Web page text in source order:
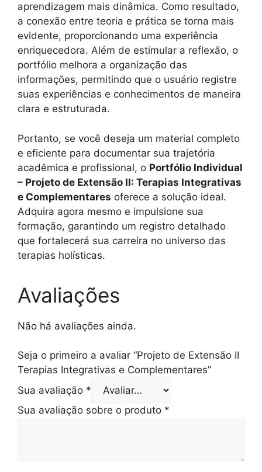
aprendizagem mais dinâmica. Como resultado,
a conexão entre teoria e prática se torna mais
evidente, proporcionando uma experiência
enriquecedora. Além de estimular a reflexão, o
portfólio melhora a organização das
informações, permitindo que o usuário registre
suas experiências e conhecimentos de maneira
clara e estruturada.
Portanto, se você deseja um material completo
e eficiente para documentar sua trajetória
acadêmica e profissional, o Portfólio Individual
– Projeto de Extensão II: Terapias Integrativas
e Complementares oferece a solução ideal.
Adquira agora mesmo e impulsione sua
formação, garantindo um registro detalhado
que fortalecerá sua carreira no universo das
terapias holísticas.
Avaliações
Não há avaliações ainda.
Seja o primeiro a avaliar “Projeto de Extensão II
Terapias Integrativas e Complementares”
Sua avaliação *
Sua avaliação sobre o produto *